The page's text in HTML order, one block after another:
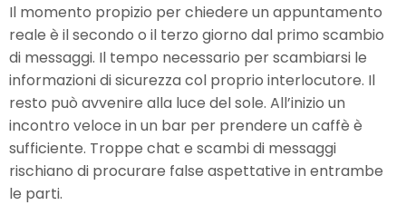
Il momento propizio per chiedere un appuntamento
reale è il secondo o il terzo giorno dal primo scambio
di messaggi. Il tempo necessario per scambiarsi le
informazioni di sicurezza col proprio interlocutore. Il
resto può avvenire alla luce del sole. All’inizio un
incontro veloce in un bar per prendere un caffè è
sufficiente. Troppe chat e scambi di messaggi
rischiano di procurare false aspettative in entrambe
le parti.